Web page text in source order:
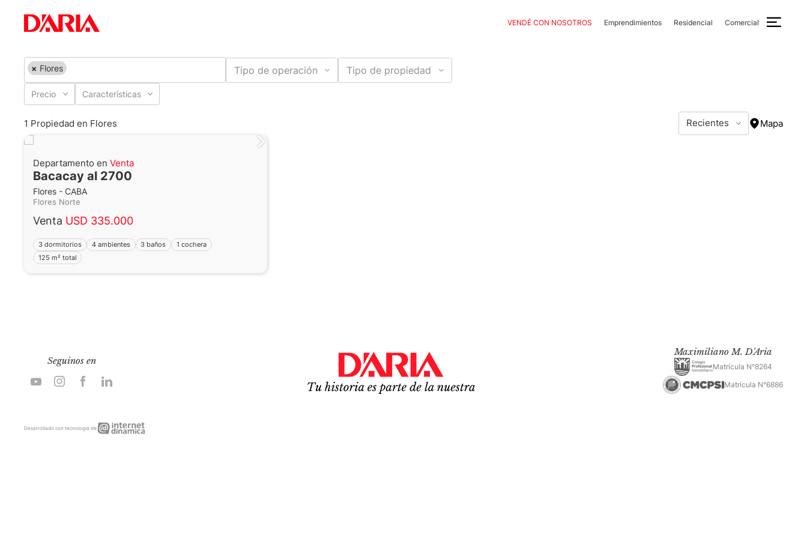
VENDÉ CON NOSOTROS Emprendimientos Residencial Comercial
× Flores Tipo de operación Tipo de propiedad
Precio Características
1 Propiedad en Flores Recientes Mapa
Departamento en Venta
Bacacay al 2700
Flores - CABA
Flores Norte
Venta USD 335.000
3 dormitorios 4 ambientes 3 baños
1 cochera
125 m² total
Seguinos en
Maximiliano M. D'Aria
Matrícula N°8264
Matrícula N°6886
Desarrollado con tecnología deInternet
Dinámica